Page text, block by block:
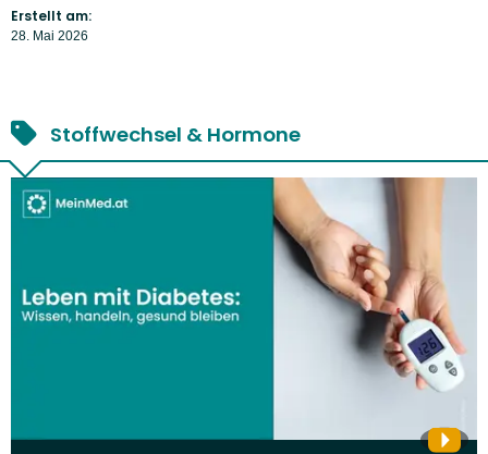
Erstellt am:
28. Mai 2026
Stoffwechsel & Hormone